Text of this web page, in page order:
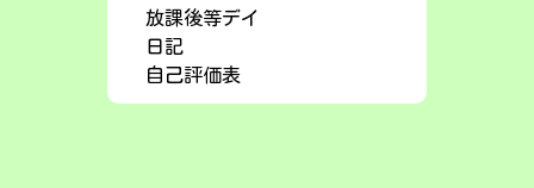
放課後等デイ
日記
自己評価表